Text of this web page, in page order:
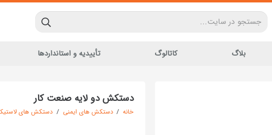
بلاگ کاتالوگ تأییدیه و استانداردها
دستکش دو لایه صنعت کار
خانه / دستکش های ایمنی / دستکش های